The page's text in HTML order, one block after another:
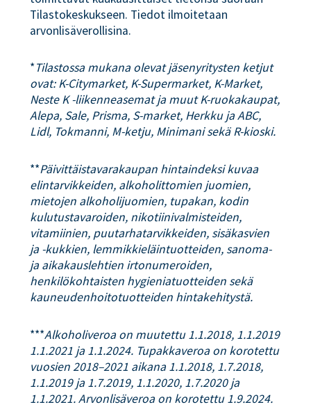
Tilastokeskukseen. Tiedot ilmoitetaan
arvonlisäverollisina.
*Tilastossa mukana olevat jäsenyritysten ketjut
ovat: K-Citymarket, K-Supermarket, K-Market,
Neste K -liikenneasemat ja muut K-ruokakaupat,
Alepa, Sale, Prisma, S-market, Herkku ja ABC,
Lidl, Tokmanni, M-ketju, Minimani sekä R-kioski.
**Päivittäistavarakaupan hintaindeksi kuvaa
elintarvikkeiden, alkoholittomien juomien,
mietojen alkoholijuomien, tupakan, kodin
kulutustavaroiden, nikotiinivalmisteiden,
vitamiinien, puutarhatarvikkeiden, sisäkasvien
ja -kukkien, lemmikkieläintuotteiden, sanoma-
ja aikakauslehtien irtonumeroiden,
henkilökohtaisten hygieniatuotteiden sekä
kauneudenhoitotuotteiden hintakehitystä.
***Alkoholiveroa on muutettu 1.1.2018, 1.1.2019
1.1.2021 ja 1.1.2024. Tupakkaveroa on korotettu
vuosien 2018–2021 aikana 1.1.2018, 1.7.2018,
1.1.2019 ja 1.7.2019, 1.1.2020, 1.7.2020 ja
1.1.2021. Arvonlisäveroa on korotettu 1.9.2024.